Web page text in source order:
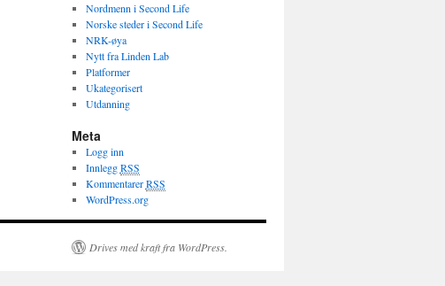
Nordmenn i Second Life
Norske steder i Second Life
NRK-øya
Nytt fra Linden Lab
Platformer
Ukategorisert
Utdanning
Meta
Logg inn
InnleggRSS
KommentarerRSS
WordPress.org
Drives med kraft fra WordPress.